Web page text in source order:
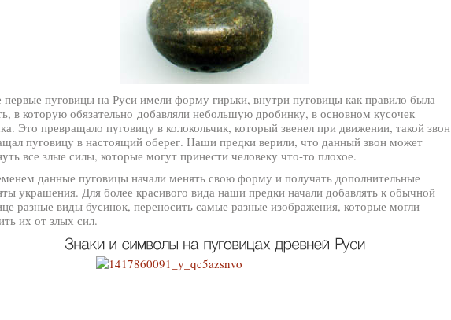
пуговицы на Руси имели форму гирьки, внутри пуговицы как правило была
в которую обязательно добавляли небольшую дробинку, в основном кусочек
Это превращало пуговицу в колокольчик, который звенел при движении, такой звон
пуговицу в настоящий оберег. Наши предки верили, что данный звон может
все злые силы, которые могут принести человеку что-то плохое.
данные пуговицы начали менять свою форму и получать дополнительные
украшения. Для более красивого вида наши предки начали добавлять к обычной
разные виды бусинок, переносить самые разные изображения, которые могли
их от злых сил.